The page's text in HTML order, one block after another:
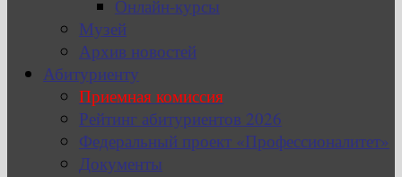
Онлайн-курсы
Музей
Архив новостей
Абитуриенту
Приемная комиссия
Рейтинг абитуриентов 2026
Федеральный проект «Профессионалитет»
Документы